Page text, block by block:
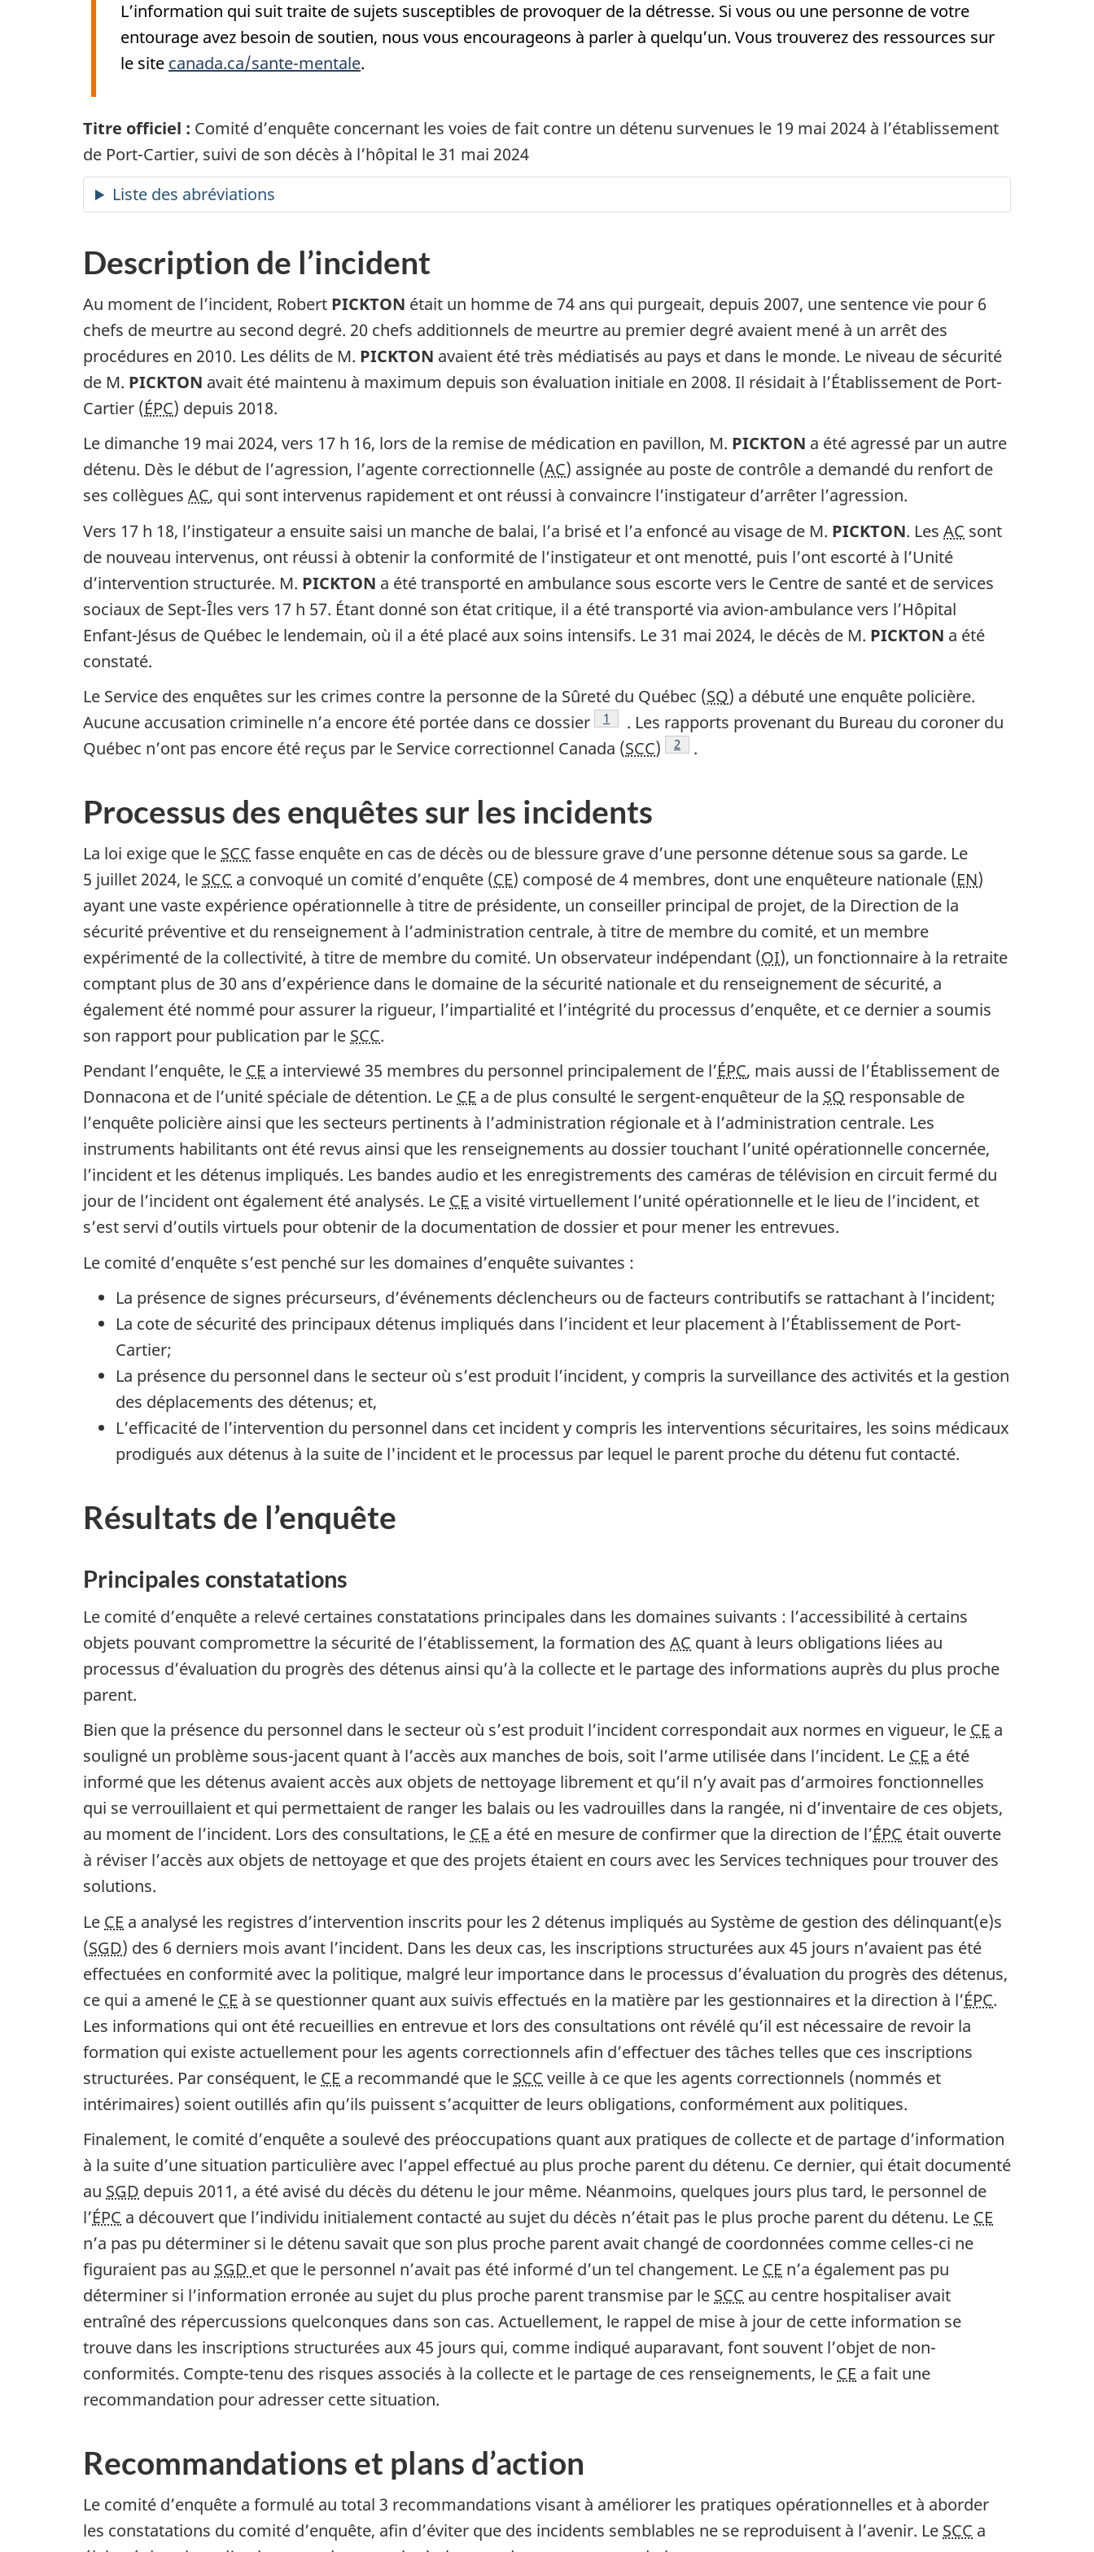
L’information qui suit traite de sujets susceptibles de provoquer de la détresse. Si vous ou une personne de votre
entourage avez besoin de soutien, nous vous encourageons à parler à quelqu’un. Vous trouverez des ressources sur
le site canada.ca/sante-mentale.
Titre officiel : Comité d’enquête concernant les voies de fait contre un détenu survenues le 19 mai 2024 à l’établissement
de Port-Cartier, suivi de son décès à l’hôpital le 31 mai 2024
Liste des abréviations
Description de l’incident
Au moment de l’incident, Robert PICKTON était un homme de 74 ans qui purgeait, depuis 2007, une sentence vie pour 6
chefs de meurtre au second degré. 20 chefs additionnels de meurtre au premier degré avaient mené à un arrêt des
procédures en 2010. Les délits de M. PICKTON avaient été très médiatisés au pays et dans le monde. Le niveau de sécurité
de M. PICKTON avait été maintenu à maximum depuis son évaluation initiale en 2008. Il résidait à l’Établissement de Port-
Cartier (ÉPC) depuis 2018.
Le dimanche 19 mai 2024, vers 17 h 16, lors de la remise de médication en pavillon, M. PICKTON a été agressé par un autre
détenu. Dès le début de l’agression, l’agente correctionnelle (AC) assignée au poste de contrôle a demandé du renfort de
ses collègues AC, qui sont intervenus rapidement et ont réussi à convaincre l’instigateur d’arrêter l’agression.
Vers 17 h 18, l’instigateur a ensuite saisi un manche de balai, l’a brisé et l’a enfoncé au visage de M. PICKTON. Les AC sont
de nouveau intervenus, ont réussi à obtenir la conformité de l’instigateur et ont menotté, puis l’ont escorté à l’Unité
d’intervention structurée. M. PICKTON a été transporté en ambulance sous escorte vers le Centre de santé et de services
sociaux de Sept-Îles vers 17 h 57. Étant donné son état critique, il a été transporté via avion-ambulance vers l’Hôpital
Enfant-Jésus de Québec le lendemain, où il a été placé aux soins intensifs. Le 31 mai 2024, le décès de M. PICKTON a été
constaté.
Le Service des enquêtes sur les crimes contre la personne de la Sûreté du Québec (SQ) a débuté une enquête policière.
Aucune accusation criminelle n’a encore été portée dans ce dossier
Note de bas de page
1
. Les rapports provenant du Bureau du coroner du
Québec n’ont pas encore été reçus par le Service correctionnel Canada (SCC) Note de bas de page
2 .
Processus des enquêtes sur les incidents
La loi exige que le SCC fasse enquête en cas de décès ou de blessure grave d’une personne détenue sous sa garde. Le
5 juillet 2024, le SCC a convoqué un comité d’enquête (CE) composé de 4 membres, dont une enquêteure nationale (EN)
ayant une vaste expérience opérationnelle à titre de présidente, un conseiller principal de projet, de la Direction de la
sécurité préventive et du renseignement à l’administration centrale, à titre de membre du comité, et un membre
expérimenté de la collectivité, à titre de membre du comité. Un observateur indépendant (OI), un fonctionnaire à la retraite
comptant plus de 30 ans d’expérience dans le domaine de la sécurité nationale et du renseignement de sécurité, a
également été nommé pour assurer la rigueur, l’impartialité et l’intégrité du processus d’enquête, et ce dernier a soumis
son rapport pour publication par le SCC.
Pendant l’enquête, le CE a interviewé 35 membres du personnel principalement de l’ÉPC, mais aussi de l’Établissement de
Donnacona et de l’unité spéciale de détention. Le CE a de plus consulté le sergent-enquêteur de la SQ responsable de
l’enquête policière ainsi que les secteurs pertinents à l’administration régionale et à l’administration centrale. Les
instruments habilitants ont été revus ainsi que les renseignements au dossier touchant l’unité opérationnelle concernée,
l’incident et les détenus impliqués. Les bandes audio et les enregistrements des caméras de télévision en circuit fermé du
jour de l’incident ont également été analysés. Le CE a visité virtuellement l’unité opérationnelle et le lieu de l’incident, et
s’est servi d’outils virtuels pour obtenir de la documentation de dossier et pour mener les entrevues.
Le comité d’enquête s’est penché sur les domaines d’enquête suivantes :
La présence de signes précurseurs, d’événements déclencheurs ou de facteurs contributifs se rattachant à l’incident;
La cote de sécurité des principaux détenus impliqués dans l’incident et leur placement à l’Établissement de Port-
Cartier;
La présence du personnel dans le secteur où s’est produit l’incident, y compris la surveillance des activités et la gestion
des déplacements des détenus; et,
L’efficacité de l’intervention du personnel dans cet incident y compris les interventions sécuritaires, les soins médicaux
prodigués aux détenus à la suite de l'incident et le processus par lequel le parent proche du détenu fut contacté.
Résultats de l’enquête
Principales constatations
Le comité d’enquête a relevé certaines constatations principales dans les domaines suivants : l’accessibilité à certains
objets pouvant compromettre la sécurité de l’établissement, la formation des AC quant à leurs obligations liées au
processus d’évaluation du progrès des détenus ainsi qu’à la collecte et le partage des informations auprès du plus proche
parent.
Bien que la présence du personnel dans le secteur où s’est produit l’incident correspondait aux normes en vigueur, le CE a
souligné un problème sous-jacent quant à l’accès aux manches de bois, soit l’arme utilisée dans l’incident. Le CE a été
informé que les détenus avaient accès aux objets de nettoyage librement et qu’il n’y avait pas d’armoires fonctionnelles
qui se verrouillaient et qui permettaient de ranger les balais ou les vadrouilles dans la rangée, ni d’inventaire de ces objets,
au moment de l’incident. Lors des consultations, le CE a été en mesure de confirmer que la direction de l’ÉPC était ouverte
à réviser l’accès aux objets de nettoyage et que des projets étaient en cours avec les Services techniques pour trouver des
solutions.
Le CE a analysé les registres d’intervention inscrits pour les 2 détenus impliqués au Système de gestion des délinquant(e)s
(SGD) des 6 derniers mois avant l’incident. Dans les deux cas, les inscriptions structurées aux 45 jours n’avaient pas été
effectuées en conformité avec la politique, malgré leur importance dans le processus d’évaluation du progrès des détenus,
ce qui a amené le CE à se questionner quant aux suivis effectués en la matière par les gestionnaires et la direction à l’ÉPC.
Les informations qui ont été recueillies en entrevue et lors des consultations ont révélé qu’il est nécessaire de revoir la
formation qui existe actuellement pour les agents correctionnels afin d’effectuer des tâches telles que ces inscriptions
structurées. Par conséquent, le CE a recommandé que le SCC veille à ce que les agents correctionnels (nommés et
intérimaires) soient outillés afin qu’ils puissent s’acquitter de leurs obligations, conformément aux politiques.
Finalement, le comité d’enquête a soulevé des préoccupations quant aux pratiques de collecte et de partage d’information
à la suite d’une situation particulière avec l’appel effectué au plus proche parent du détenu. Ce dernier, qui était documenté
au SGD depuis 2011, a été avisé du décès du détenu le jour même. Néanmoins, quelques jours plus tard, le personnel de
l’ÉPC a découvert que l’individu initialement contacté au sujet du décès n’était pas le plus proche parent du détenu. Le CE
n’a pas pu déterminer si le détenu savait que son plus proche parent avait changé de coordonnées comme celles-ci ne
figuraient pas au SGD et que le personnel n’avait pas été informé d’un tel changement. Le CE n’a également pas pu
déterminer si l’information erronée au sujet du plus proche parent transmise par le SCC au centre hospitaliser avait
entraîné des répercussions quelconques dans son cas. Actuellement, le rappel de mise à jour de cette information se
trouve dans les inscriptions structurées aux 45 jours qui, comme indiqué auparavant, font souvent l’objet de non-
conformités. Compte-tenu des risques associés à la collecte et le partage de ces renseignements, le CE a fait une
recommandation pour adresser cette situation.
Recommandations et plans d’action
Le comité d’enquête a formulé au total 3 recommandations visant à améliorer les pratiques opérationnelles et à aborder
les constatations du comité d’enquête, afin d’éviter que des incidents semblables ne se reproduisent à l’avenir. Le SCC a